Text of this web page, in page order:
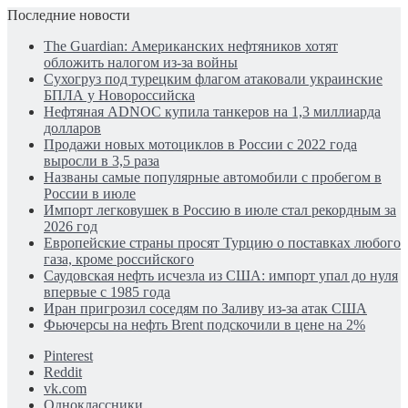
Последние новости
The Guardian: Американских нефтяников хотят
обложить налогом из-за войны
Сухогруз под турецким флагом атаковали украинские
БПЛА у Новороссийска
Нефтяная ADNOC купила танкеров на 1,3 миллиарда
долларов
Продажи новых мотоциклов в России с 2022 года
выросли в 3,5 раза
Названы самые популярные автомобили с пробегом в
России в июле
Импорт легковушек в Россию в июле стал рекордным за
2026 год
Европейские страны просят Турцию о поставках любого
газа, кроме российского
Саудовская нефть исчезла из США: импорт упал до нуля
впервые с 1985 года
Иран пригрозил соседям по Заливу из-за атак США
Фьючерсы на нефть Brent подскочили в цене на 2%
Pinterest
Reddit
vk.com
Одноклассники